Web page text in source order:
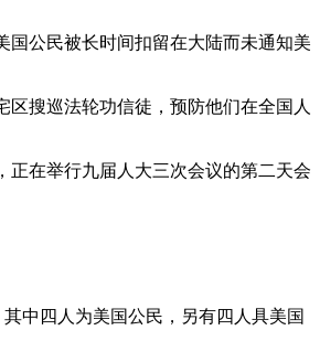
国公民被长时间扣留在大陆而未通知美
搜巡法轮功信徒，预防他们在全国人
正在举行九届人大三次会议的第二天会
中四人为美国公民，另有四人具美国